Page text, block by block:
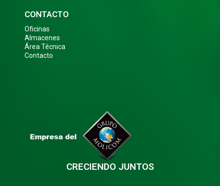
CONTACTO
Oficinas
Almacenes
Área Técnica
Contacto
CRECIENDO JUNTOS